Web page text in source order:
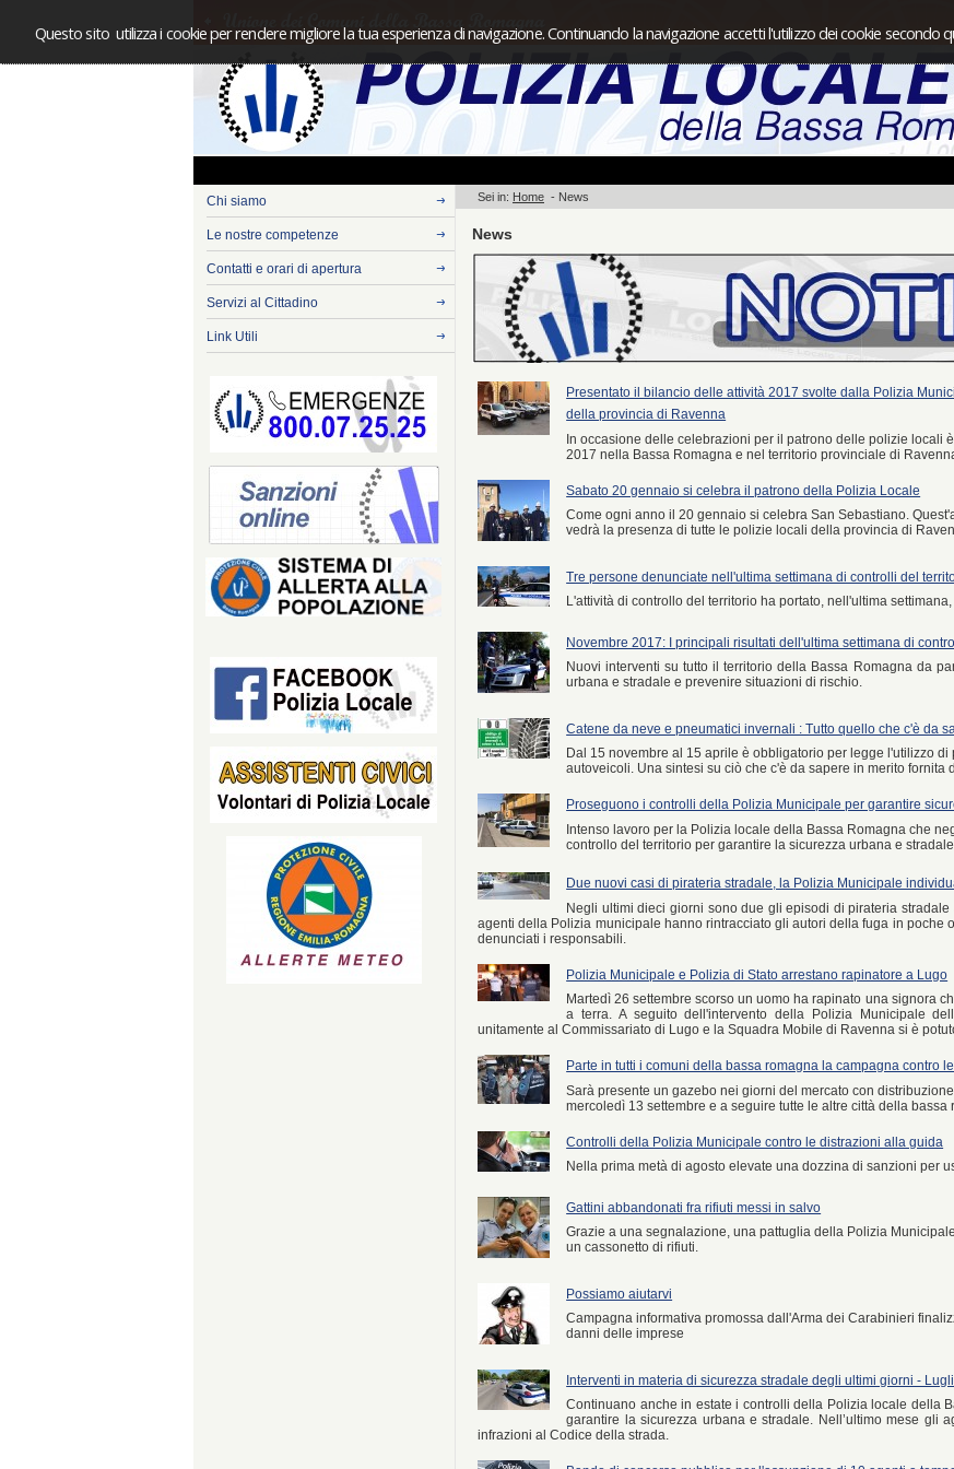
Questo sito utilizza i cookie per rendere migliore la tua esperienza di navigazione. Continuando la navigazione accetti l'utilizzo dei cookie secondo
Chi siamo
Le nostre competenze
Contatti e orari di apertura
Servizi al Cittadino
Link Utili
Sei in: Home - News
News
Presentato il bilancio delle attività 2017 svolte dalla Polizia
della provincia di Ravenna
In occasione delle celebrazioni per il patrono delle polizie locali
2017 nella Bassa Romagna e nel territorio provinciale di
Sabato 20 gennaio si celebra il patrono della Polizia Locale
Come ogni anno il 20 gennaio si celebra San Sebastiano.
vedrà la presenza di tutte le polizie locali della provincia di
Tre persone denunciate nell'ultima settimana di controlli del
L'attività di controllo del territorio ha portato, nell'ultima
Novembre 2017: I principali risultati dell'ultima settimana di
Nuovi interventi su tutto il territorio della Bassa Romagna da
urbana e stradale e prevenire situazioni di rischio.
Catene da neve e pneumatici invernali : Tutto quello che c'è da
Dal 15 novembre al 15 aprile è obbligatorio per legge l'utilizzo
autoveicoli. Una sintesi su ciò che c'è da sapere in merito fornita
Proseguono i controlli della Polizia Municipale per garantire
Intenso lavoro per la Polizia locale della Bassa Romagna che
controllo del territorio per garantire la sicurezza urbana e stradale.
Due nuovi casi di pirateria stradale, la Polizia Municipale
Negli ultimi dieci giorni sono due gli episodi di pirateria
agenti della Polizia municipale hanno rintracciato gli autori della fuga in poche
denunciati i responsabili.
Polizia Municipale e Polizia di Stato arrestano rapinatore a Lugo
Martedì 26 settembre scorso un uomo ha rapinato una signora
a terra. A seguito dell'intervento della Polizia Municipale
unitamente al Commissariato di Lugo e la Squadra Mobile di Ravenna si è
Parte in tutti i comuni della bassa romagna la campagna contro
Sarà presente un gazebo nei giorni del mercato con
mercoledì 13 settembre e a seguire tutte le altre città della bassa
Controlli della Polizia Municipale contro le distrazioni alla guida
Nella prima metà di agosto elevate una dozzina di sanzioni per
Gattini abbandonati fra rifiuti messi in salvo
Grazie a una segnalazione, una pattuglia della Polizia
un cassonetto di rifiuti.
Possiamo aiutarvi
Campagna informativa promossa dall'Arma dei Carabinieri
danni delle imprese
Interventi in materia di sicurezza stradale degli ultimi giorni -
Continuano anche in estate i controlli della Polizia locale della
garantire la sicurezza urbana e stradale. Nell’ultimo mese gli
infrazioni al Codice della strada.